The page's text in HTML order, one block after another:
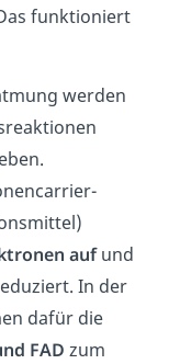
funktioniert
werden
aufund
In der
dafür die
FAD zum